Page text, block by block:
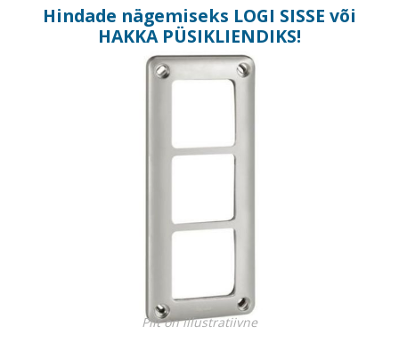
Hindade nägemiseks LOGI SISSE või
HAKKA PÜSIKLIENDIKS!
Pilt on illustratiivne